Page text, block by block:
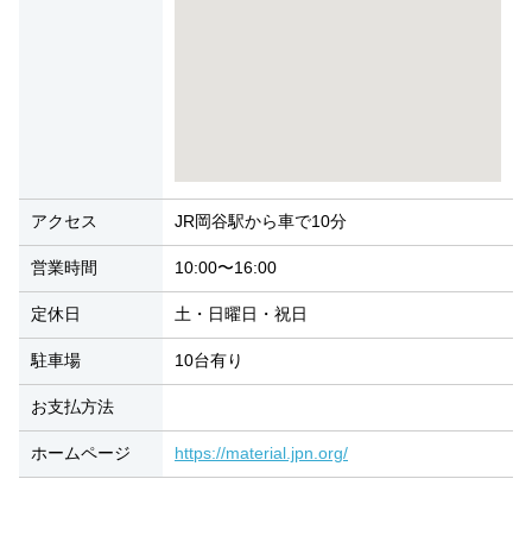
アクセス JR岡谷駅から車で10分
営業時間 10:00〜16:00
定休日 土・日曜日・祝日
駐車場 10台有り
お支払方法
ホームページ https://material.jpn.org/